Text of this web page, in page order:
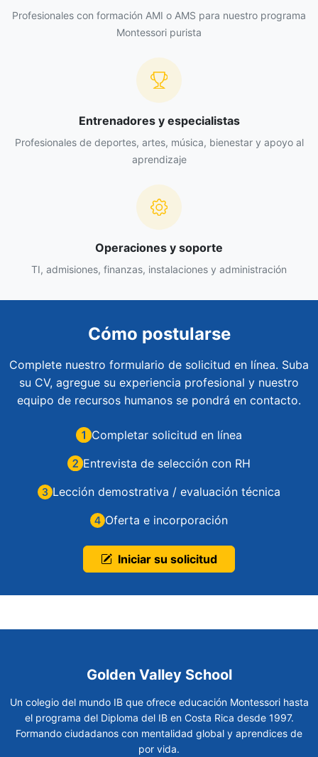
administrativos y lineamientos establecidos por la
alimentos y bebidas cuando sea requerido por la
Profesionales con formación AMI o AMS para nuestro programa
Montessori purista
Entrenadores y especialistas
Profesionales de deportes, artes, música, bienestar y apoyo al
aprendizaje
Operaciones y soporte
TI, admisiones, finanzas, instalaciones y administración
Cómo postularse
Complete nuestro formulario de solicitud en línea. Suba
su CV, agregue su experiencia profesional y nuestro
equipo de recursos humanos se pondrá en contacto.
Completar solicitud en línea
Entrevista de selección con RH
Lección demostrativa / evaluación técnica
Oferta e incorporación
Iniciar su solicitud
Golden Valley School
Un colegio del mundo IB que ofrece educación Montessori hasta
el programa del Diploma del IB en Costa Rica desde 1997.
Formando ciudadanos con mentalidad global y aprendices de
por vida.